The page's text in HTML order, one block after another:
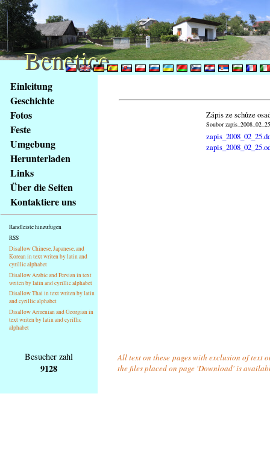
obsah
stránky
Klávesové
zkratky
tomto
webu
základní
Hlavní
strana
Einleitung
Geschichte
Fotos
Feste
Umgebung
Herunterladen
Links
Über die Seiten
Kontaktiere uns
Randleiste hinzufügen
RSS
Disallow Chinese, Japanese, and
Korean in text writen by latin and
cyrillic alphabet
Disallow Arabic and Persian in text
writen by latin and cyrillic alphabet
Disallow Thai in text writen by latin
and cyrillic alphabet
Disallow Armenian and Georgian in
text writen by latin and cyrillic
alphabet
Zápis ze schůze
Soubor
Besucher zahl
9128
All text on these pages with exclusion of text
the files placed on page 'Download' is
Benetice
Benetice